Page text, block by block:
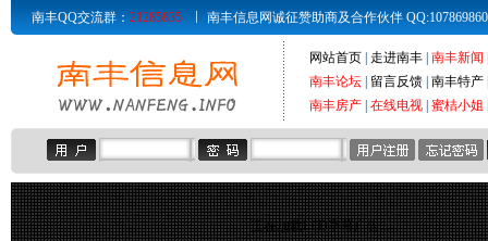
南丰QQ交流群： 21285835 南丰信息网诚征赞助商及合作伙伴
网站首页 走进南丰 南丰新闻
南丰论坛
留言反馈 南丰特产
南丰房产 在线电视 蜜桔小姐
正在加载LED字幕广告...